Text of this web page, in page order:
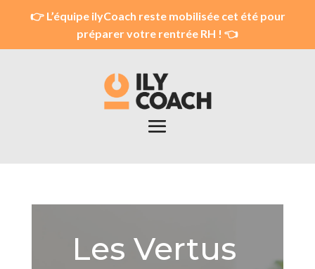
👉 L’équipe ilyCoach reste mobilisée cet été pour
préparer votre rentrée RH ! 👈
Les Vertus